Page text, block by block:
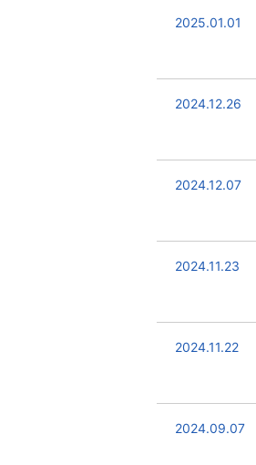
2025.01.01
2024.12.26
2024.12.07
2024.11.23
2024.11.22
2024.09.07